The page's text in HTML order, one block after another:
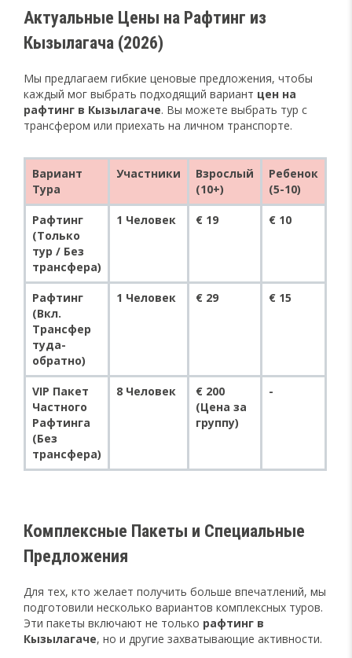
Актуальные Цены на Рафтинг из
Кызылагача (2026)
Мы предлагаем гибкие ценовые предложения, чтобы
каждый мог выбрать подходящий вариант цен на
рафтинг в Кызылагаче. Вы можете выбрать тур с
трансфером или приехать на личном транспорте.
Вариант
Тура
Участники
Взрослый
(10+)
Ребенок
(5-10)
Рафтинг
(Только
тур / Без
трансфера)
1 Человек € 19 € 10
Рафтинг
(Вкл.
Трансфер
туда-
обратно)
1 Человек € 29 € 15
VIP Пакет
Частного
Рафтинга
(Без
трансфера)
8 Человек
€ 200
(Цена за
группу)
-
Комплексные Пакеты и Специальные
Предложения
Для тех, кто желает получить больше впечатлений, мы
подготовили несколько вариантов комплексных туров.
Эти пакеты включают не только рафтинг в
Кызылагаче, но и другие захватывающие активности.